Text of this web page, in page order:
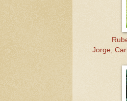
Jorge,